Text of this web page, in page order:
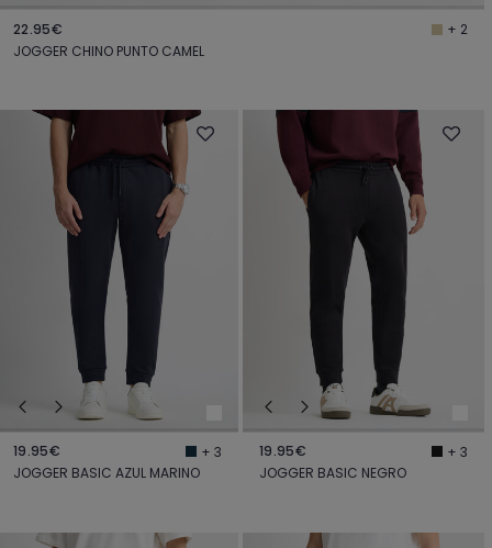
22.95€
+ 2
JOGGER CHINO PUNTO CAMEL
19.95€
+ 3
JOGGER BASIC AZUL MARINO
19.95€
+ 3
JOGGER BASIC NEGRO